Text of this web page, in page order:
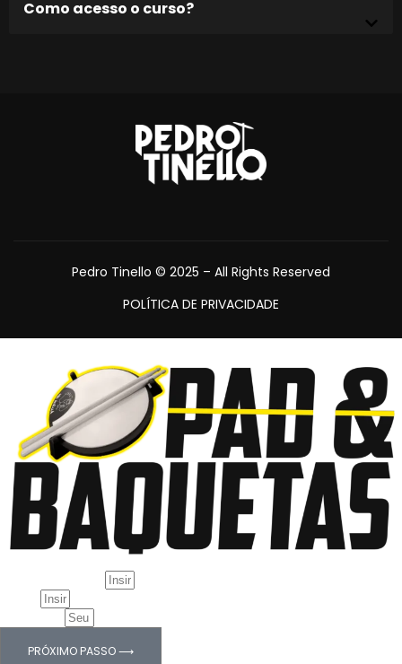
Como acesso o curso?
Pedro Tinello © 2025 – All Rights Reserved
POLÍTICA DE PRIVACIDADE
PRÓXIMO PASSO ⟶